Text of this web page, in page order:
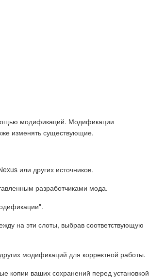
модификаций. Модификации
изменять существующие.
или других источников.
разработчиками мода.
на эти слоты, выбрав соответствующую
модификаций для корректной работы.
копии ваших сохранений перед установкой